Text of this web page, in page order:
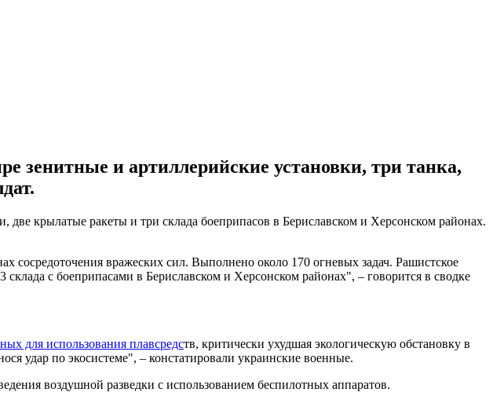
зенитные и артиллерийские установки, три танка,
крылатые ракеты и три склада боеприпасов в Бериславском и Херсонском районах.
вражеских сил. Выполнено около 170 огневых задач. Рашистское
с боеприпасами в Бериславском и Херсонском районах", – говорится в сводке
для использования плавсредств, критически ухудшая экологическую обстановку в
удар по экосистеме", – констатировали украинские военные.
воздушной разведки с использованием беспилотных аппаратов.